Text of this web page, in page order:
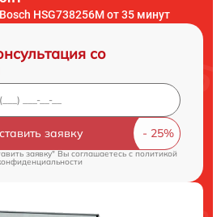
HSG738256M от 35 минут
со
заявку
заявку" Вы соглашаетесь cполитикой